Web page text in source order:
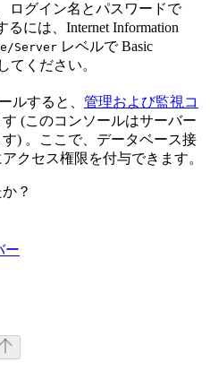
ログイン名とパスワードで
るには、Internet Information
Server レベルで Basic
てください。
ルすると、 管理および監視コ
(このコンソールはサーバー
) 。ここで、データベース接
クセス権限を付与できます。
？
ー